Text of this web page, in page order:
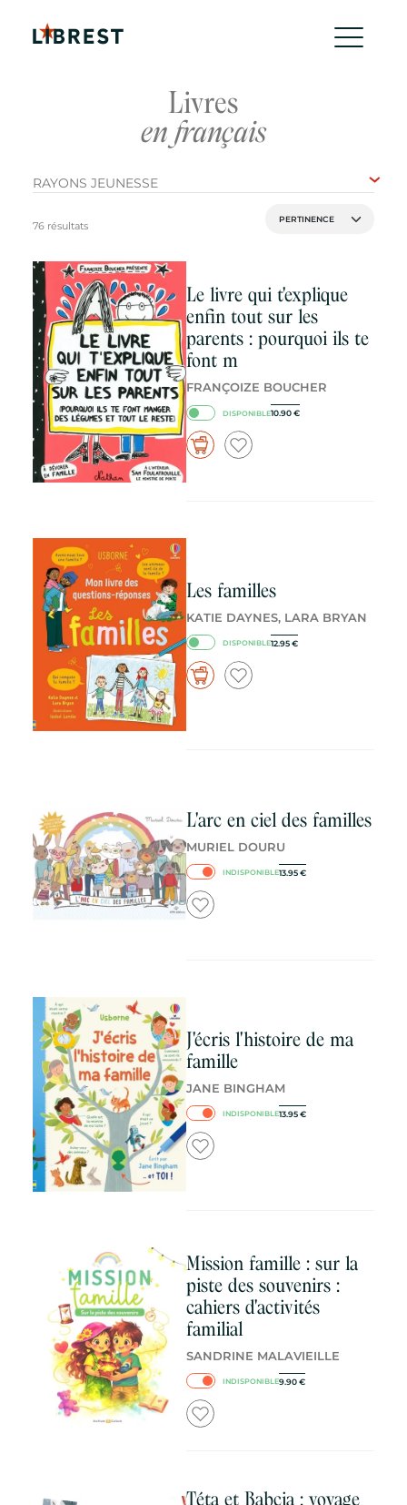
Livres
en français
RAYONS JEUNESSE
76 résultats
Le livre qui t'explique
enfin tout sur les
parents : pourquoi ils te
font m
FRANÇOIZE BOUCHER
DISPONIBLE10.90 €
Les familles
KATIE DAYNES, LARA BRYAN
DISPONIBLE12.95 €
L'arc en ciel des familles
MURIEL DOURU
INDISPONIBLE13.95 €
J'écris l'histoire de ma
famille
JANE BINGHAM
INDISPONIBLE13.95 €
Mission famille : sur la
piste des souvenirs :
cahiers d'activités
familial
SANDRINE MALAVIEILLE
INDISPONIBLE9.90 €
Téta et Babcia : voyage